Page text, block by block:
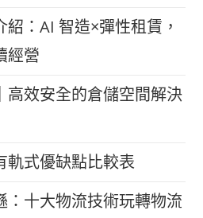
：AI 智造×彈性租賃，
經營
高效安全的倉儲空間解決
軌式優缺點比較表
：十大物流技術玩轉物流